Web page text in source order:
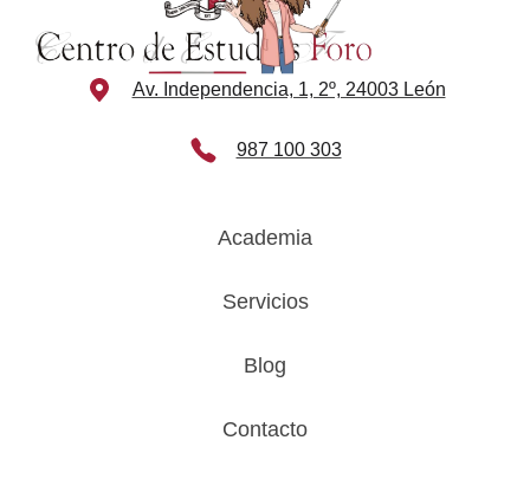
Av. Independencia, 1, 2º, 24003 León
987 100 303
Academia
Servicios
Blog
Contacto